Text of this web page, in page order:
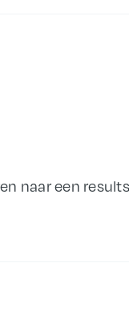
naar een